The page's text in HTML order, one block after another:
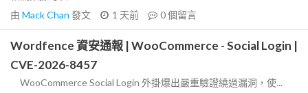
由 Mack Chan 發文 1 天前 0個留言
Wordfence 資安通報 | WooCommerce - Social Login |
CVE-2026-8457
WooCommerce Social Login 外掛爆出嚴重驗證繞過漏洞，使...